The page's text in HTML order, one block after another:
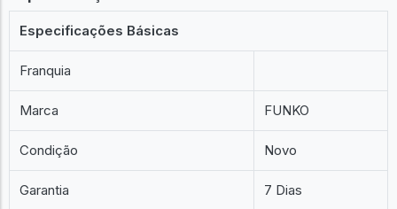
Especificações Básicas
Franquia
Marca FUNKO
Condição Novo
Garantia 7 Dias